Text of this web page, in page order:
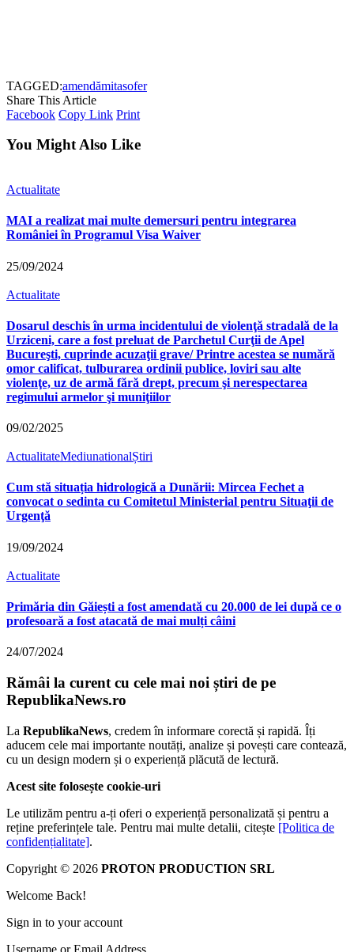
TAGGED:amendămitasofer
Share This Article
Facebook Copy Link Print
You Might Also Like
Actualitate
MAI a realizat mai multe demersuri pentru integrarea
României în Programul Visa Waiver
25/09/2024
Actualitate
Dosarul deschis în urma incidentului de violenţă stradală de la
Urziceni, care a fost preluat de Parchetul Curţii de Apel
Bucureşti, cuprinde acuzaţii grave/ Printre acestea se numără
omor calificat, tulburarea ordinii publice, loviri sau alte
violenţe, uz de armă fără drept, precum şi nerespectarea
regimului armelor şi muniţiilor
09/02/2025
ActualitateMediunationalȘtiri
Cum stă situația hidrologică a Dunării: Mircea Fechet a
convocat o sedinta cu Comitetul Ministerial pentru Situaţii de
Urgenţă
19/09/2024
Actualitate
Primăria din Găiești a fost amendată cu 20.000 de lei după ce o
profesoară a fost atacată de mai mulți câini
24/07/2024
Rămâi la curent cu cele mai noi știri de pe
RepublikaNews.ro
La RepublikaNews, credem în informare corectă și rapidă. Îți
aducem cele mai importante noutăți, analize și povești care contează,
cu un design modern și o experiență plăcută de lectură.
Acest site folosește cookie-uri
Le utilizăm pentru a-ți oferi o experiență personalizată și pentru a
reține preferințele tale. Pentru mai multe detalii, citește [Politica de
confidențialitate].
Copyright © 2026 PROTON PRODUCTION SRL
Welcome Back!
Sign in to your account
Username or Email Address